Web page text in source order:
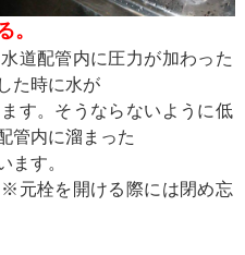
。
道配管内に圧力が加わった
た時に水が
す。そうならないように低
管内に溜まった
ます。
元栓を開ける際には閉め忘